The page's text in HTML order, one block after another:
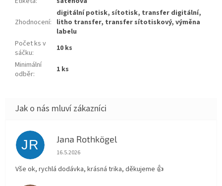
Zhodnocení:
digitální potisk, sítotisk, transfer digitální,
litho transfer, transfer sítotiskový, výměna
labelu
Počet ks v
sáčku:
10 ks
Minimální
odběr: 1 ks
JR Jana Rothkögel
Hodnocení obchodu je 5 z 5 hvězdiček.
16.5.2026
Vše ok, rychlá dodávka, krásná trika, děkujeme 👍